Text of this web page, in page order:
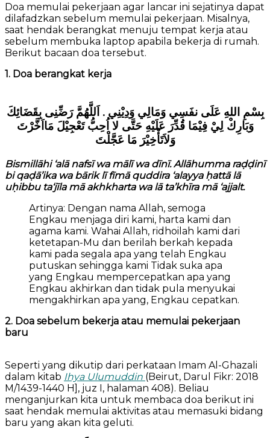
Doa memulai pekerjaan agar lancar ini sejatinya dapat
dilafadzkan sebelum memulai pekerjaan. Misalnya,
saat hendak berangkat menuju tempat kerja atau
sebelum membuka laptop apabila bekerja di rumah.
Berikut bacaan doa tersebut.
1. Doa berangkat kerja
بِسْمِ اللهِ عَلَى نفَسِي وَمَالِي وَدِيْنِي . اَللَّهُمَّ رَضِّنِى بِقَضَائِكَ
وَبَارِكْ لِيْ فِيْمَا قُدِّرَ عَلَيْهِ حَتَّى لا اُحِبُّ تَعْجِيْلَ مَااَخَّرْتَ
وَلاَتَأْخِيْرَ مَا عَجَّلْتَ
Bismillāhi ‘alā nafsī wa mālī wa dīnī. Allāhumma raḍḍinī
bi qaḍā’ika wa bārik lī fīmā quddira ‘alayya ḥattā lā
uḥibbu ta‘jīla mā akhkharta wa lā ta’khīra mā ‘ajjalt.
Artinya: Dengan nama Allah, semoga
Engkau menjaga diri kami, harta kami dan
agama kami. Wahai Allah, ridhoilah kami dari
ketetapan-Mu dan berilah berkah kepada
kami pada segala apa yang telah Engkau
putuskan sehingga kami Tidak suka apa
yang Engkau mempercepatkan apa yang
Engkau akhirkan dan tidak pula menyukai
mengakhirkan apa yang, Engkau cepatkan.
2. Doa sebelum bekerja atau memulai pekerjaan
baru
Seperti yang dikutip dari perkataan Imam Al-Ghazali
dalam kitab Ihya Ulumuddin (Beirut, Darul Fikr: 2018
M/1439-1440 H], juz I, halaman 408). Beliau
menganjurkan kita untuk membaca doa berikut ini
saat hendak memulai aktivitas atau memasuki bidang
baru yang akan kita geluti.